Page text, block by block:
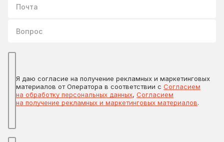
Я даю согласие на получение рекламных и маркетинговых
материалов от Оператора в соответствии с Согласием
на обработку персональных данных, Согласием
на получение рекламных и маркетинговых материалов.